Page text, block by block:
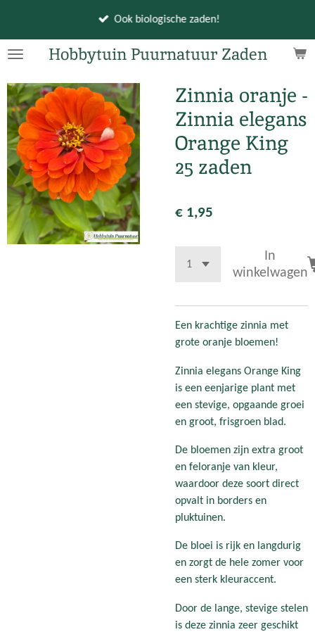
naar
hoofdinhoud
Hobbytuin Puurnatuur Zaden
Ook biologische zaden!
Zinnia oranje -
Zinnia elegans
Orange King
25 zaden
€ 1,95
In
winkelwagen
Een krachtige zinnia met
grote oranje bloemen!
Zinnia elegans Orange King
is een eenjarige plant met
een stevige, opgaande groei
en groot, frisgroen blad.
De bloemen zijn extra groot
en feloranje van kleur,
waardoor deze soort direct
opvalt in borders en
pluktuinen.
De bloei is rijk en langdurig
en zorgt de hele zomer voor
een sterk kleuraccent.
Door de lange, stevige stelen
is deze zinnia zeer geschikt